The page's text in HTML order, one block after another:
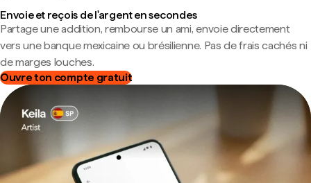
Envoie et reçois de l'argent en secondes
Partage une addition, rembourse un ami, envoie directement
vers une banque mexicaine ou brésilienne. Pas de frais cachés ni
de marges louches.
Ouvre ton compte gratuit